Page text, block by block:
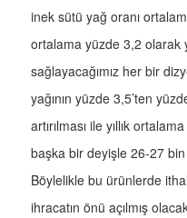
inek sütü yağ oranı
ortalama yüzde 3,2 olarak
sağlayacağımız her bir
yağının yüzde 3,5’ten
artırılması ile yıllık
başka bir deyişle 26-27
Böylelikle bu ürünlerde
ihracatın önü açılmış